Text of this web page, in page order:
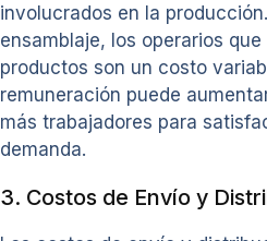
involucrados en la
ensamblaje, los operarios
productos son un costo
remuneración puede
más trabajadores para
demanda.
3. Costos de Envío y